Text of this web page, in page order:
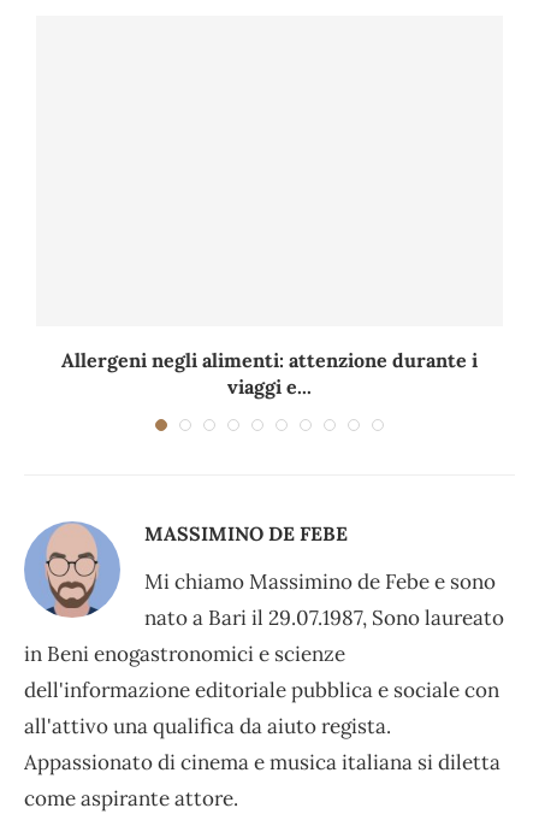
Allergeni negli alimenti: attenzione durante i
viaggi e...
MASSIMINO DE FEBE
Mi chiamo Massimino de Febe e sono
nato a Bari il 29.07.1987, Sono laureato
in Beni enogastronomici e scienze
dell'informazione editoriale pubblica e sociale con
all'attivo una qualifica da aiuto regista.
Appassionato di cinema e musica italiana si diletta
come aspirante attore.